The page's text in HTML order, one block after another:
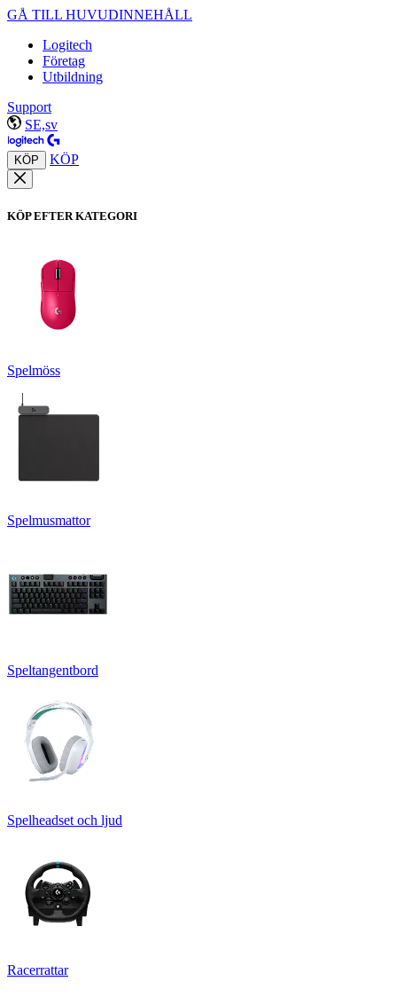
GÅ TILL HUVUDINNEHÅLL
Logitech
Företag
Utbildning
Support
SE,sv
KÖP KÖP
KÖP EFTER KATEGORI
Spelmöss
Spelmusmattor
Speltangentbord
Spelheadset och ljud
Racerrattar